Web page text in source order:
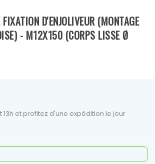
D'ENJOLIVEUR (MONTAGE
- M12X150 (CORPS LISSE Ø
et profitez d'une expédition le jour